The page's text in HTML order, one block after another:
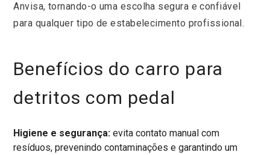
Anvisa, tornando-o uma escolha segura e confiável
para qualquer tipo de estabelecimento profissional.
Benefícios do carro para
detritos com pedal
Higiene e segurança: evita contato manual com
resíduos, prevenindo contaminações e garantindo um